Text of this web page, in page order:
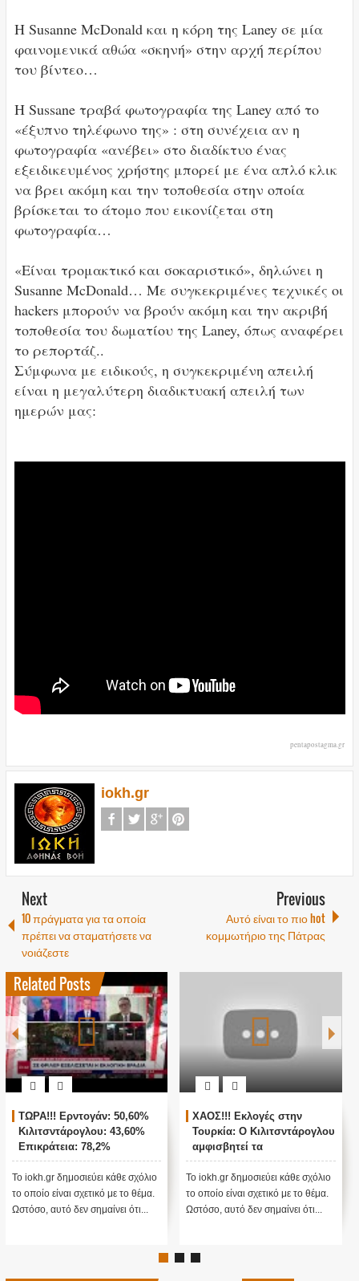
Η Susanne McDonald και η κόρη της Laney σε μία
φαινομενικά αθώα «σκηνή» στην αρχή περίπου
του βίντεο…
Η Sussane τραβά φωτογραφία της Laney από το
«έξυπνο τηλέφωνο της» : στη συνέχεια αν η
φωτογραφία «ανέβει» στο διαδίκτυο ένας
εξειδικευμένος χρήστης μπορεί με ένα απλό κλικ
να βρει ακόμη και την τοποθεσία στην οποία
βρίσκεται το άτομο που εικονίζεται στη
φωτογραφία…
«Είναι τρομακτικό και σοκαριστικό», δηλώνει η
Susanne McDonald… Με συγκεκριμένες τεχνικές οι
hackers μπορούν να βρούν ακόμη και την ακριβή
τοποθεσία του δωματίου της Laney, όπως αναφέρει
το ρεπορτάζ..
Σύμφωνα με ειδικούς, η συγκεκριμένη απειλή
είναι η μεγαλύτερη διαδικτυακή απειλή των
ημερών μας:
pentapostagma.gr
iokh.gr
Next
10 πράγματα για τα οποία
πρέπει να σταματήσετε να
νοιάζεστε
Previous
Αυτό είναι το πιο hot
κομμωτήριο της Πάτρας
Related Posts
ΤΩΡΑ!!! Ερντογάν: 50,60%
Κιλιτσντάρογλου: 43,60%
Επικράτεια: 78,2%
Το iokh.gr δημοσιεύει κάθε σχόλιο
το οποίο είναι σχετικό με το θέμα.
Ωστόσο, αυτό δεν σημαίνει ότι...
ΧΑΟΣ!!! Εκλογές στην
Τουρκία: Ο Κιλιτσντάρογλου
αμφισβητεί τα
αποτελέσματα θα γίνουν
ενστάσεις...
Το iokh.gr δημοσιεύει κάθε σχόλιο
το οποίο είναι σχετικό με το θέμα.
Ωστόσο, αυτό δεν σημαίνει ότι...